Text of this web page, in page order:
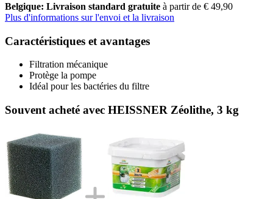
Belgique: Livraison standard gratuite à partir de € 49,90
Plus d'informations sur l'envoi et la livraison
Caractéristiques et avantages
Filtration mécanique
Protège la pompe
Idéal pour les bactéries du filtre
Souvent acheté avec HEISSNER Zéolithe, 3 kg